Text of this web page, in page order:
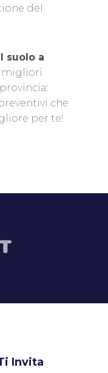
del
suolo a
migliori
che
per te!
Invita